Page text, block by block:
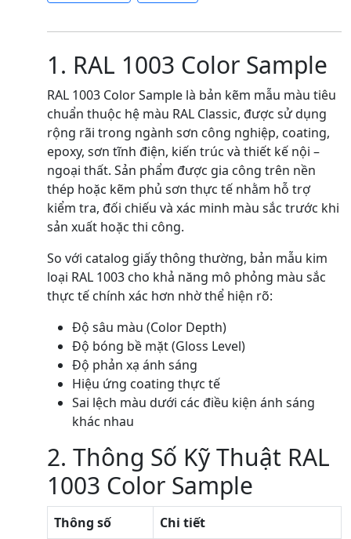
1. RAL 1003 Color Sample
RAL 1003 Color Sample là bản kẽm mẫu màu tiêu
chuẩn thuộc hệ màu RAL Classic, được sử dụng
rộng rãi trong ngành sơn công nghiệp, coating,
epoxy, sơn tĩnh điện, kiến trúc và thiết kế nội –
ngoại thất. Sản phẩm được gia công trên nền
thép hoặc kẽm phủ sơn thực tế nhằm hỗ trợ
kiểm tra, đối chiếu và xác minh màu sắc trước khi
sản xuất hoặc thi công.
So với catalog giấy thông thường, bản mẫu kim
loại RAL 1003 cho khả năng mô phỏng màu sắc
thực tế chính xác hơn nhờ thể hiện rõ:
Độ sâu màu (Color Depth)
Độ bóng bề mặt (Gloss Level)
Độ phản xạ ánh sáng
Hiệu ứng coating thực tế
Sai lệch màu dưới các điều kiện ánh sáng
khác nhau
2. Thông Số Kỹ Thuật RAL
1003 Color Sample
Thông số
Chi tiết